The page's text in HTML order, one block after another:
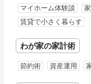
マイホーム体験談
賃貸で小さく暮らす
わが家の家計術
節約術 資産運用